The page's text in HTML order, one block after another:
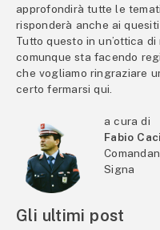
approfondirà tutte le
risponderà anche ai
Tutto questo in un’ottica
comunque sta facendo
che vogliamo ringraziare
certo fermarsi qui.
a cura di
Fabio
Signa
Gli ultimi post